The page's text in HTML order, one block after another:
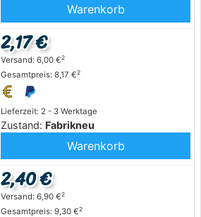
Warenkorb
Lieferzeit: 2 - 3 Werktage
Zustand: Fabrikneu
2,17 €
Versand: 6,00 €2
Gesamtpreis: 8,17 €2
Warenkorb
2,40 €
Versand: 6,90 €2
Gesamtpreis: 9,30 €2